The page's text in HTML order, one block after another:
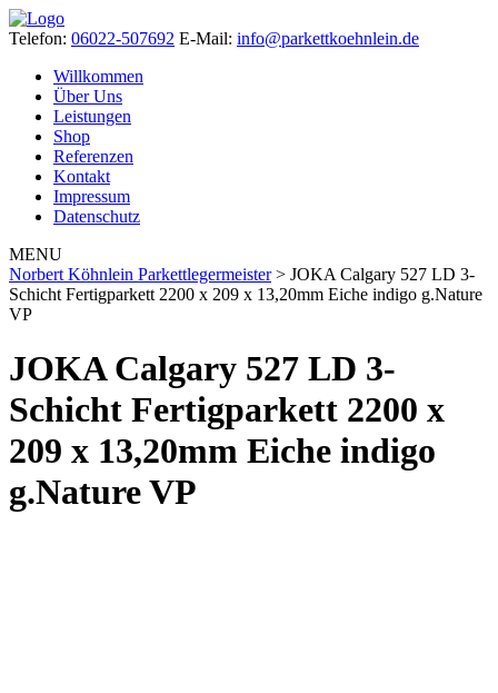
Telefon: 06022-507692 E-Mail: info@parkettkoehnlein.de
Willkommen
Über Uns
Leistungen
Shop
Referenzen
Kontakt
Impressum
Datenschutz
MENU
Norbert Köhnlein Parkettlegermeister> JOKA Calgary 527 LD 3-
Schicht Fertigparkett 2200 x 209 x 13,20mm Eiche indigo g.Nature
VP
JOKA Calgary 527 LD 3-
Schicht Fertigparkett 2200 x
209 x 13,20mm Eiche indigo
g.Nature VP